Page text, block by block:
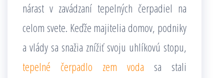
nárast v zavádzaní tepelných čerpadiel na
celom svete. Keďže majitelia domov, podniky
a vlády sa snažia znížiť svoju uhlíkovú stopu,
tepelné čerpadlo zem voda sa stali